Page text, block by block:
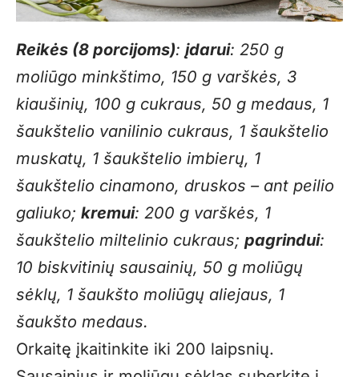
Reikės (8 porcijoms): įdarui: 250 g
moliūgo minkštimo, 150 g varškės, 3
kiaušinių, 100 g cukraus, 50 g medaus, 1
šaukštelio vanilinio cukraus, 1 šaukštelio
muskatų, 1 šaukštelio imbierų, 1
šaukštelio cinamono, druskos – ant peilio
galiuko; kremui: 200 g varškės, 1
šaukštelio miltelinio cukraus; pagrindui:
10 biskvitinių sausainių, 50 g moliūgų
sėklų, 1 šaukšto moliūgų aliejaus, 1
šaukšto medaus.
Orkaitę įkaitinkite iki 200 laipsnių.